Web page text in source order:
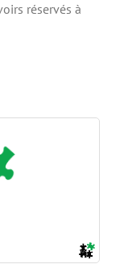
réservés à